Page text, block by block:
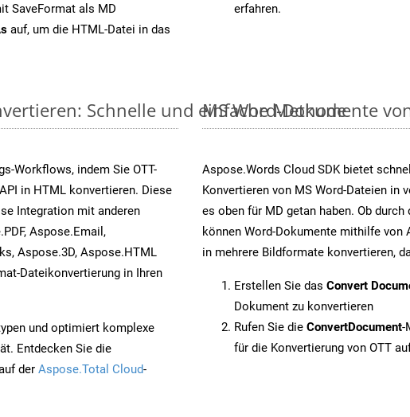
SaveFormat als MD
auf, um die HTML-Datei in das
erfahren.
Schnelle und einfache Methode
Workflows, indem Sie OTT-
in HTML konvertieren. Diese
Integration mit anderen
Aspose.Email,
Aspose.3D, Aspose.HTML
Dateikonvertierung in Ihren
und optimiert komplexe
Entdecken Sie die
der Aspose.Total Cloud-
MS Word-Dokumente
Aspose.Words Cloud SDK bietet
Konvertieren von MS Word-Dateien in
es oben für MD getan haben. Ob durch
können Word-Dokumente mithilfe
in mehrere Bildformate konvertieren,
Erstellen Sie das Convert
Dokument zu konvertieren
Rufen Sie die ConvertDocument-
für die Konvertierung von OTT